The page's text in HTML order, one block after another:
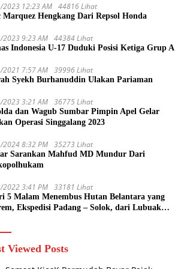
2023 12:23 AM 44816 Lihat
Marquez Hengkang Dari Repsol Honda
2023 9:23 AM 44384 Lihat
Indonesia U-17 Duduki Posisi Ketiga Grup A
2021 7:57 AM 39996 Lihat
Syekh Burhanuddin Ulakan Pariaman
2023 3:21 AM 36775 Lihat
dan Wagub Sumbar Pimpin Apel Gelar
Operasi Singgalang 2023
2024 8:32 PM 35273 Lihat
Sarankan Mahfud MD Mundur Dari
2022 3:41 PM 33181 Lihat
5 Malam Menembus Hutan Belantara yang
Ekspedisi Padang – Solok, dari Lubuak
Viewed Posts